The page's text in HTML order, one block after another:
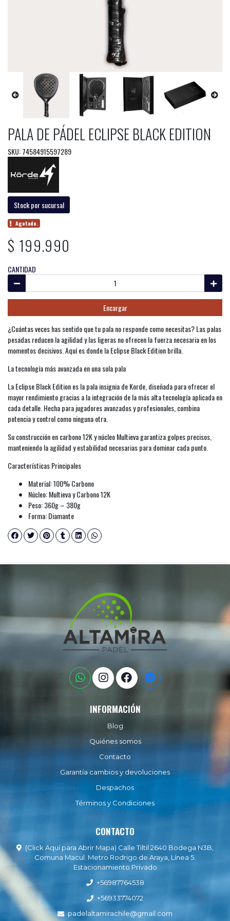
PALA DE PÁDEL ECLIPSE BLACK EDITION
SKU: 74584915597289
Stock por sucursal
Agotado.
$ 199.990
CANTIDAD
Encargar
¿Cuántas veces has sentido que tu pala no responde como necesitas? Las palas
pesadas reducen la agilidad y las ligeras no ofrecen la fuerza necesaria en los
momentos decisivos. Aquí es donde la Eclipse Black Edition brilla.
La tecnología más avanzada en una sola pala
La Eclipse Black Edition es la pala insignia de Korde, diseñada para ofrecer el
mayor rendimiento gracias a la integración de la más alta tecnología aplicada en
cada detalle. Hecha para jugadores avanzados y profesionales, combina
potencia y control como ninguna otra.
Su construcción en carbono 12K y núcleo Multieva garantiza golpes precisos,
manteniendo la agilidad y estabilidad necesarias para dominar cada punto.
Características Principales
Material: 100% Carbono
Núcleo: Multieva y Carbono 12K
Peso: 360g – 380g
Forma: Diamante
INFORMACIÓN
Blog
Quiénes somos
Contacto
Garantía cambios y devoluciones
Despachos
Términos y Condiciones
CONTACTO
(Click Aquí para Abrir Mapa) Calle Tiltil 2640 Bodega N3B,
Comuna Macul. Metro Rodrigo de Araya, Línea 5.
Estacionamiento Privado
+56987764538
+56933774072
padelaltamirachile@gmail.com